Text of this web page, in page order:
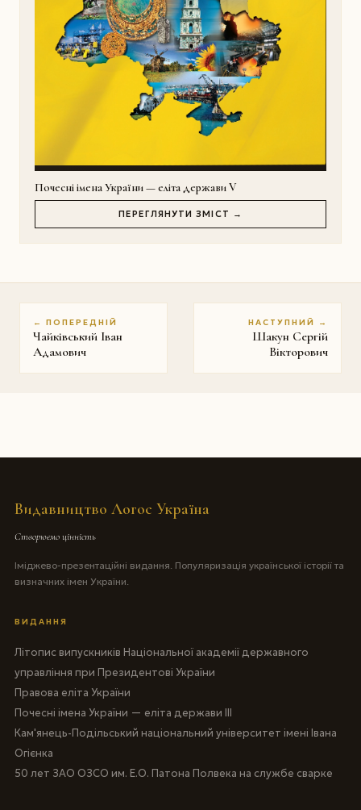
Почесні імена України — еліта держави V
ПЕРЕГЛЯНУТИ ЗМІСТ →
← ПОПЕРЕДНІЙ
Чайківський Іван
Адамович
НАСТУПНИЙ →
Шакун Сергій
Вікторович
Видавництво Логос Україна
Створюємо цінність
Іміджево-презентаційні видання. Популяризація української історії та
визначних імен України.
ВИДАННЯ
Літопис випускників Національної академії державного
управління при Президентові України
Правова еліта України
Почесні імена України — еліта держави III
Кам'янець-Подільський національний університет імені Івана
Огієнка
50 лет ЗАО ОЗСО им. Е.О. Патона Полвека на службе сварке